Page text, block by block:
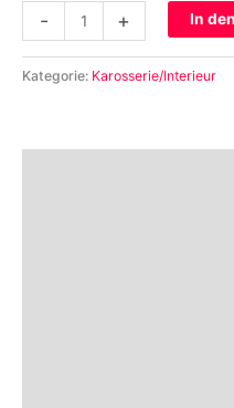
- + In
Kategorie: Karosserie/Interieur